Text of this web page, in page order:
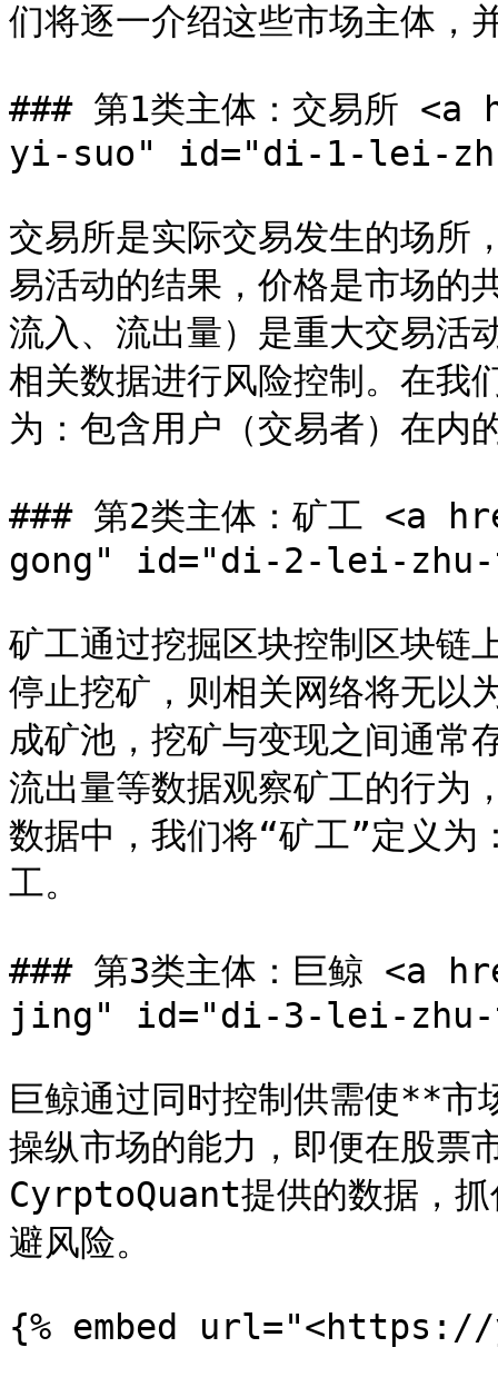
们将逐一介绍这些市场主体，
### 第1类主体：交易
yi-suo" id="di-1-lei-
交易所是实际交易发生的场
易活动的结果，价格是市场的
流入、流出量）是重大交易活
相关数据进行风险控制。在我
为：包含用户（交易者）在内
### 第2类主体：矿工
gong" id="di-2-lei-zhu-
矿工通过挖掘区块控制区块
停止挖矿，则相关网络将无以
成矿池，挖矿与变现之间通常
流出量等数据观察矿工的行为
数据中，我们将“矿工”定义为
工。
### 第3类主体：巨鲸
jing" id="di-3-lei-
巨鲸通过同时控制供需使**
操纵市场的能力，即便在股票
CyrptoQuant提供的数据，抓
避风险。
{% embed url="<https://